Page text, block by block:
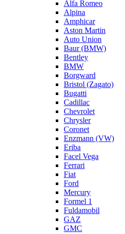
Alfa Romeo
Alpina
Amphicar
Aston Martin
Auto Union
Baur (BMW)
Bentley
BMW
Borgward
Bristol (Zagato)
Bugatti
Cadillac
Chevrolet
Chrysler
Coronet
Enzmann (VW)
Eriba
Facel Vega
Ferrari
Fiat
Ford
Mercury
Formel 1
Fuldamobil
GAZ
GMC